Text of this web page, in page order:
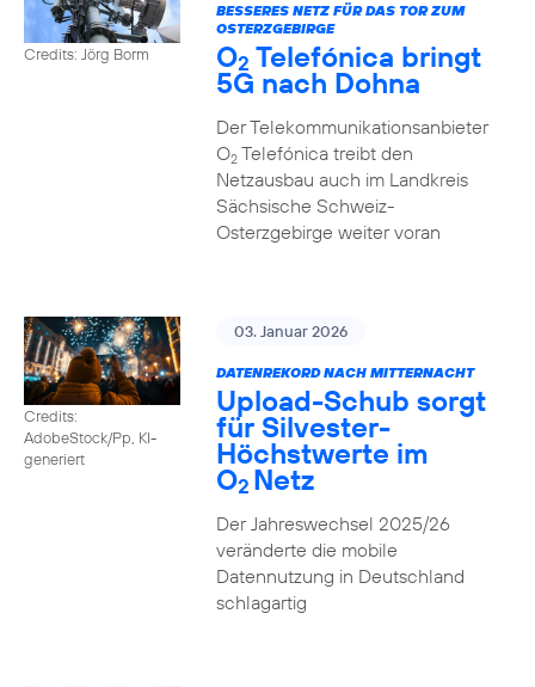
Credits: Jörg Borm
BESSERES NETZ FÜR DAS TOR ZUM
OSTERZGEBIRGE
O2 Telefónica bringt
5G nach Dohna
Der Telekommunikationsanbieter
O2Telefónica treibt den
Netzausbau auch im Landkreis
Sächsische Schweiz-
Osterzgebirge weiter voran
Credits:
AdobeStock/Pp, KI-
generiert
03. Januar 2026
DATENREKORD NACH MITTERNACHT
Upload-Schub sorgt
für Silvester-
Höchstwerte im
O2 Netz
Der Jahreswechsel 2025/26
veränderte die mobile
Datennutzung in Deutschland
schlagartig